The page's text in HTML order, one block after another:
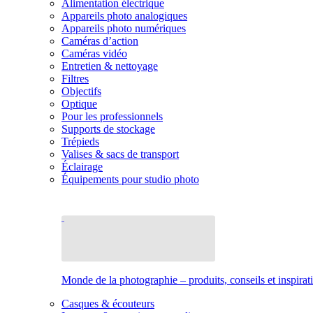
Alimentation électrique
Appareils photo analogiques
Appareils photo numériques
Caméras d’action
Caméras vidéo
Entretien & nettoyage
Filtres
Objectifs
Optique
Pour les professionnels
Supports de stockage
Trépieds
Valises & sacs de transport
Éclairage
Équipements pour studio photo
Monde de la photographie – produits, conseils et
Casques & écouteurs